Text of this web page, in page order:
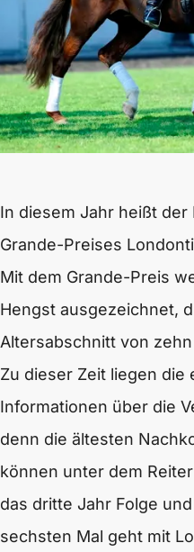
In diesem Jahr heißt
Grande-Preises
Mit dem Grande-Preis
Hengst ausgezeichnet,
Altersabschnitt von
Zu dieser Zeit liegen die
Informationen über die
denn die ältesten
können unter dem
das dritte Jahr Folge
sechsten Mal geht mit